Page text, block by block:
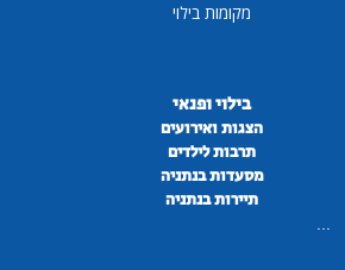
מקומות בילוי
בילוי ופנאי
הצגות ואירועים
תרבות לילדים
מסעדות בנתניה
תיירות בנתניה
...